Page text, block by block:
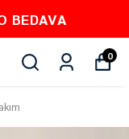
BEDAVA
0